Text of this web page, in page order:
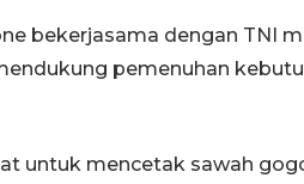
bekerjasama dengan TNI
pemenuhan
untuk mencetak sawah